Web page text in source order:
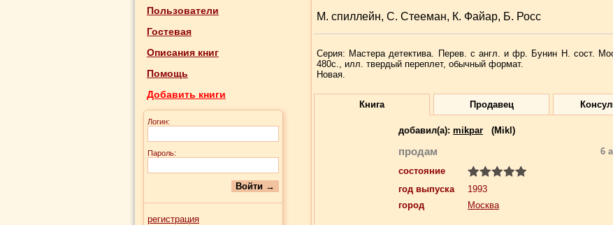
Пользователи
Гостевая
Описания книг
Помощь
Добавить книги
Логин:
Пароль:
регистрация
М. спиллейн, С. Стееман, К. Файар, Б. Росс
Серия: Мастера детектива. Перев. с англ. и фр. Бунин Н. сост.
480с., илл. твердый переплет, обычный формат.
Новая.
Книга Продавец
добавил(a): mikpar (Mikl)
продам
6
состояние
год выпуска
1993
город
Москва